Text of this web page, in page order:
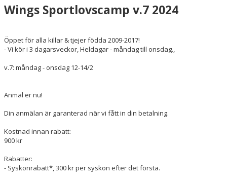
Wings Sportlovscamp v.7 2024
Öppet för alla killar & tjejer födda 2009-2017!
- Vi kör i 3 dagarsveckor, Heldagar - måndag till onsdag.,
v.7: måndag - onsdag 12-14/2
Anmäl er nu!
Din anmälan är garanterad när vi fått in din betalning.
Kostnad innan rabatt:
900 kr
Rabatter:
- Syskonrabatt*, 300 kr per syskon efter det första.